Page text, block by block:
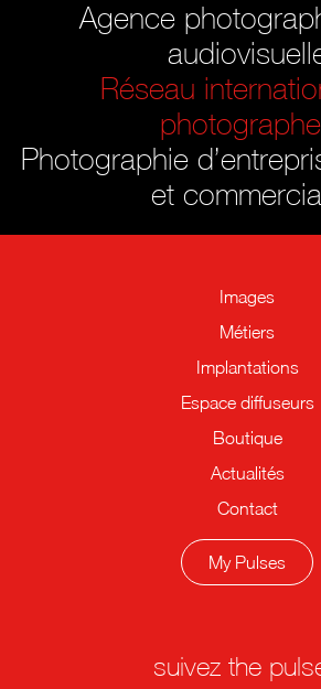
Agence
Réseau
Photographie
et
Images
Métiers
Implantations
Espace diffuseurs
Boutique
Actualités
Contact
My Pulses
suivez the